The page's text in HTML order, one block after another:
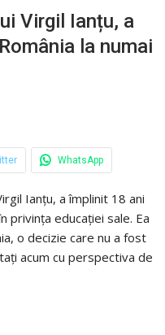
Virgil Ianțu, a
la numai
WhatsApp
Ianțu, a împlinit 18 ani
privința educației sale. Ea
o decizie care nu a fost
acum cu perspectiva de